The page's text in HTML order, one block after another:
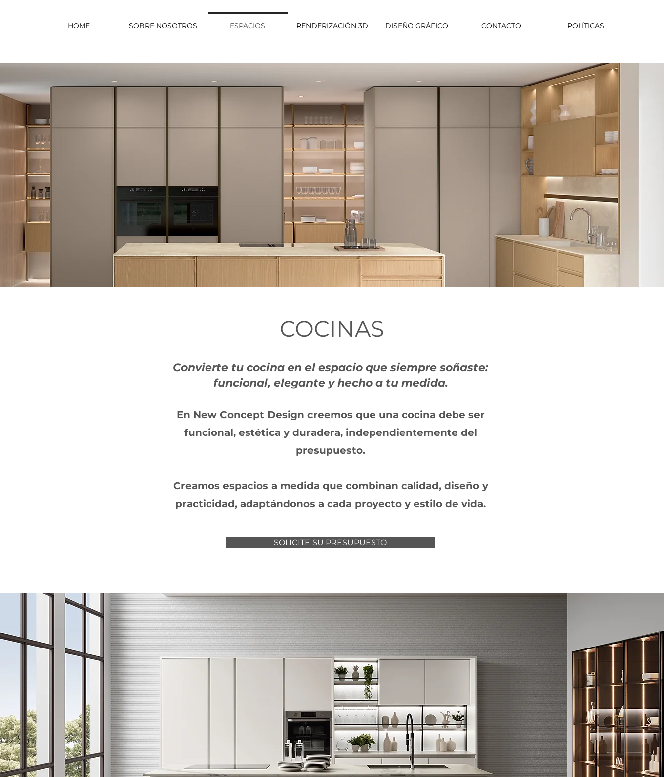
HOME SOBRE NOSOTROS ESPACIOS RENDERIZACIÓN 3D DISEÑO GRÁFICO CONTACTO POLÍTICAS
COCINAS
Convierte tu cocina en el espacio que siempre soñaste:
funcional, elegante y hecho a tu medida.
En New Concept Design creemos que una cocina debe ser
funcional, estética y duradera, independientemente del
presupuesto.
Creamos espacios a medida que combinan calidad, diseño y
practicidad, adaptándonos a cada proyecto y estilo de vida.
SOLICITE SU PRESUPUESTO